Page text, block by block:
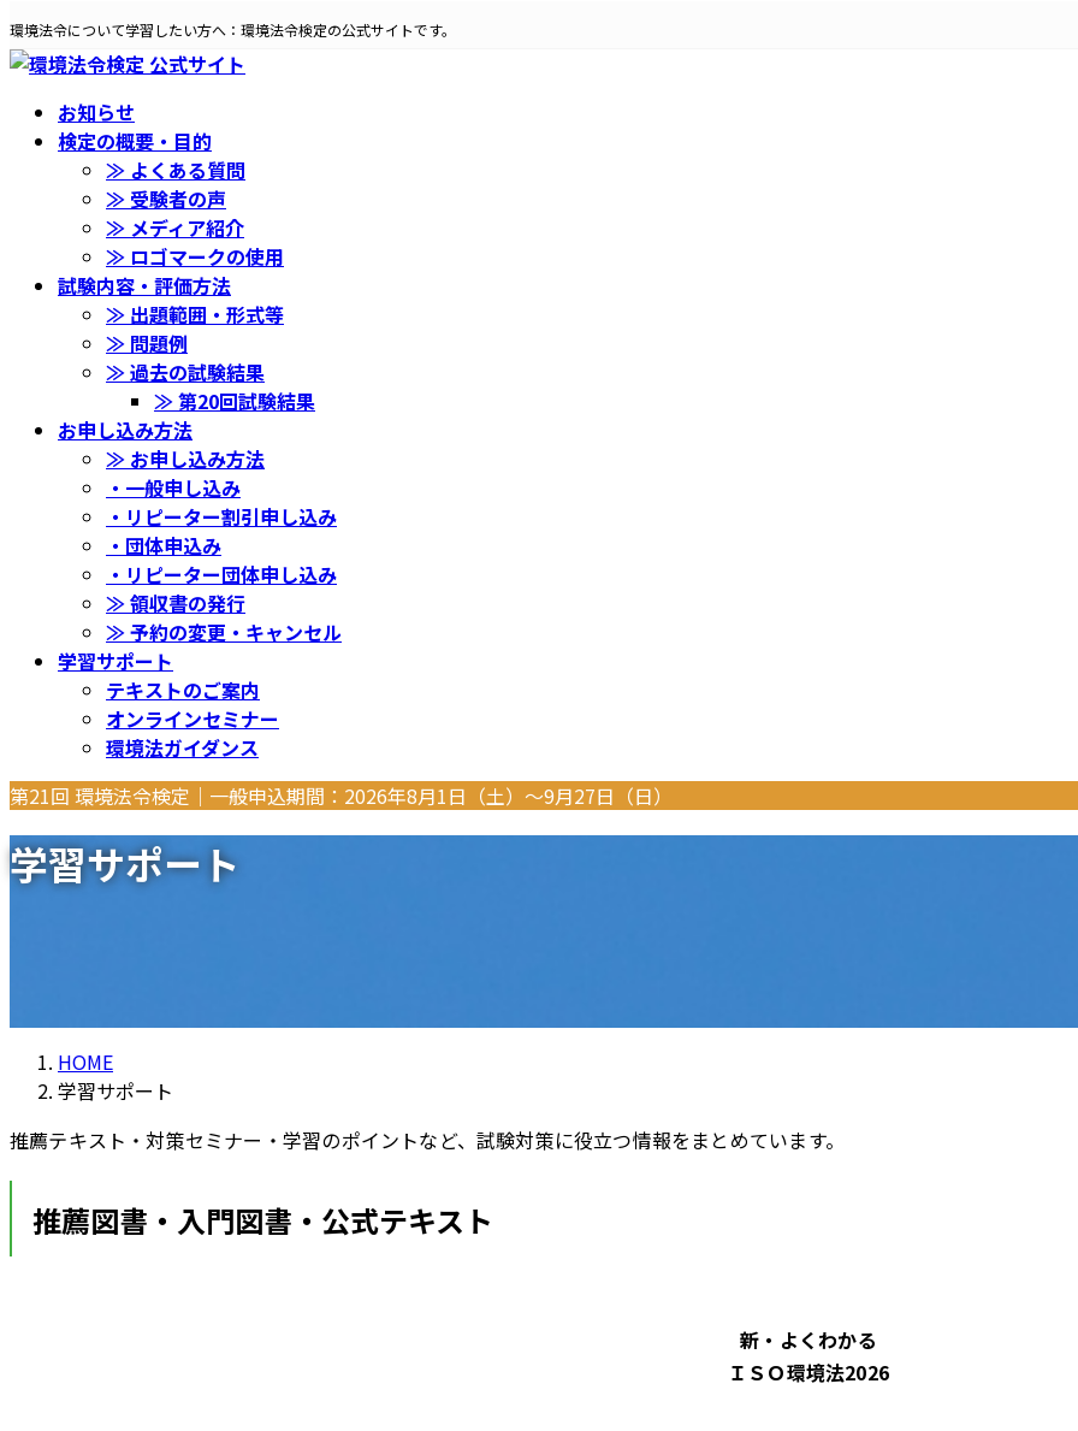
ン
テ
ビ
ゲ
環境法令について学習したい方へ：環境法令検定の公式サイトです。
お知らせ
検定の概要・目的
≫ よくある質問
≫ 受験者の声
≫ メディア紹介
≫ ロゴマークの使用
試験内容・評価方法
≫ 出題範囲・形式等
≫ 問題例
≫ 過去の試験結果
≫ 第20回試験結果
お申し込み方法
≫ お申し込み方法
・一般申し込み
・リピーター割引申し込み
・団体申込み
・リピーター団体申し込み
≫ 領収書の発行
≫ 予約の変更・キャンセル
学習サポート
テキストのご案内
オンラインセミナー
環境法ガイダンス
第21回 環境法令検定｜一般申込期間：2026年8月1日（土）〜9月27日（日）
学習サポート
HOME
学習サポート
推薦テキスト・対策セミナー・学習のポイントなど、試験対策に役立つ情報をまとめています。
推薦図書・入門図書・公式テキスト
新・よくわかる
ＩＳＯ環境法2026